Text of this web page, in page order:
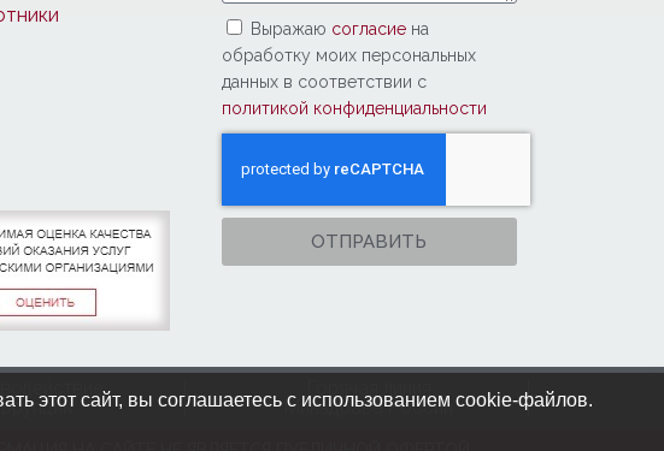
Выражаю согласие на
обработку моих персональных
данных в соответствии с
политикой конфиденциальности
ОТПРАВИТЬ
Минздрава России
этот сайт, вы соглашаетесь с использованием cookie-файлов.